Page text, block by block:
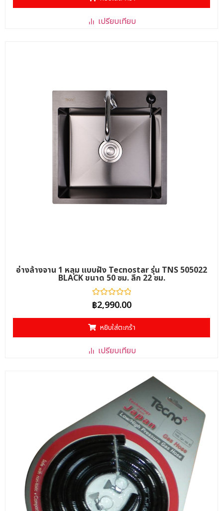
5
เปรียบเทียบ
อ่างล้างจาน 1 หลุม แบบฝัง Tecnostar รุ่น TNS 505022
BLACK ขนาด 50 ซม. ลึก 22 ซม.
ให้
คะแนน
0
ตั้งแต่
1-
5
฿2,990.00
หยิบใส่ตะกร้า
เปรียบเทียบ